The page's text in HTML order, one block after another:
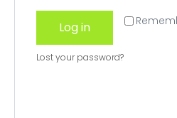
Log in
Lost your password?